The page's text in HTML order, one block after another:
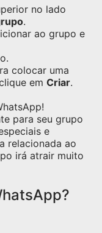
no lado
.
ao grupo e
colocar uma
em Criar.
para seu grupo
e
relacionada ao
irá atrair muito